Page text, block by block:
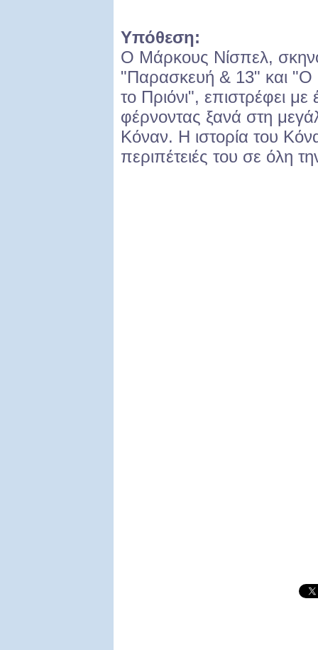
Υπόθεση:
Ο Μάρκους Νίσπελ,
"Παρασκευή & 13" και "Ο
το Πριόνι", επιστρέφει
φέρνοντας ξανά στη
Κόναν. Η ιστορία του
περιπέτειές του σε όλη